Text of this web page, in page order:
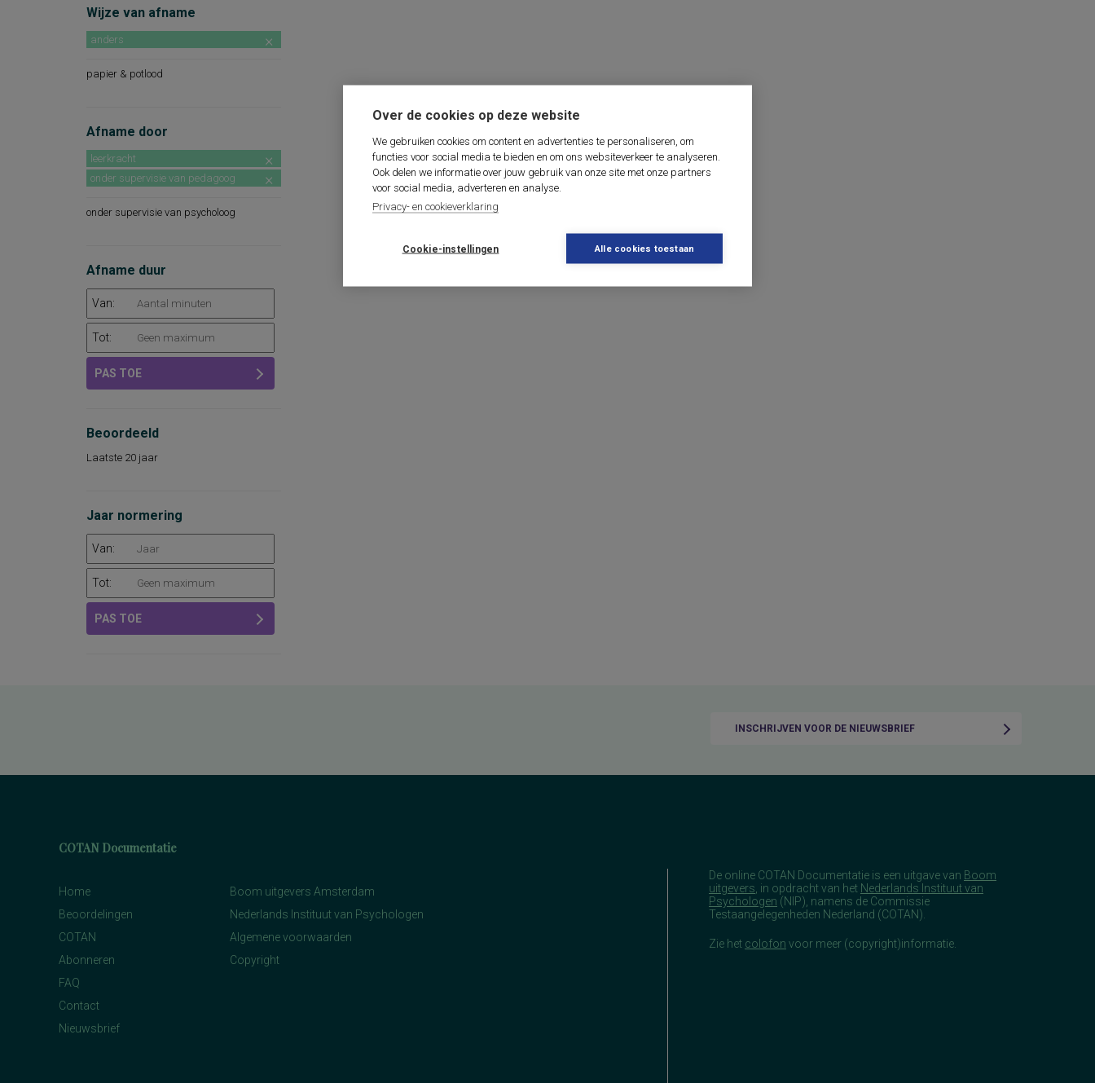
Over de cookies op deze website
We gebruiken cookies om content en advertenties te personaliseren, om
functies voor social media te bieden en om ons websiteverkeer te analyseren.
Ook delen we informatie over jouw gebruik van onze site met onze partners
voor social media, adverteren en analyse.
Privacy- en cookieverklaring
Cookie-instellingen Alle cookies toestaan
Wijze van afname
anders
papier & potlood
Afname door
leerkracht
onder supervisie van pedagoog
onder supervisie van psycholoog
Afname duur
Van:
Tot:
PAS TOE
Beoordeeld
Laatste 20 jaar
Jaar normering
Van:
Tot:
PAS TOE
INSCHRIJVEN VOOR DE NIEUWSBRIEF
COTAN Documentatie
Home
Beoordelingen
COTAN
Abonneren
FAQ
Contact
Nieuwsbrief
Boom uitgevers Amsterdam
Nederlands Instituut van Psychologen
Algemene voorwaarden
Copyright
De online COTAN Documentatie is een uitgave van Boom
uitgevers , in opdracht van het Nederlands Instituut van
Psychologen (NIP), namens de Commissie
Testaangelegenheden Nederland (COTAN).
Zie het colofon voor meer (copyright)informatie.